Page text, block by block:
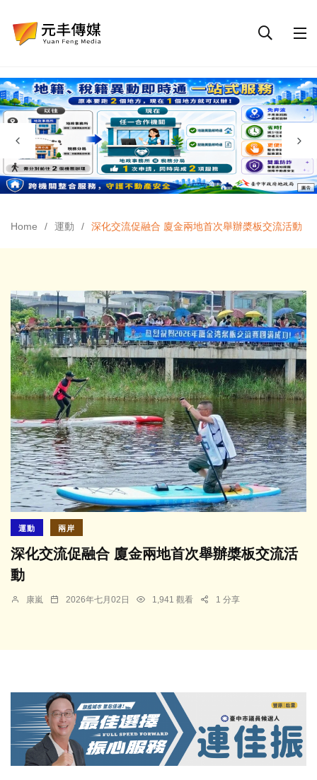
Home 運動 深化交流促融合 廈金兩地首次舉辦槳板交流活動
運動 兩岸
深化交流促融合 廈金兩地首次舉辦槳板交流活
動
康嵐 2026年七月02日 1,941 觀看 1 分享